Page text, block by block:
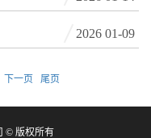
2026 01-09
下一页 尾页
© 版权所有